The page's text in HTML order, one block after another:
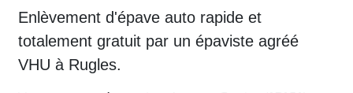
Enlèvement d'épave auto rapide et
totalement gratuit par un épaviste agréé
VHU à Rugles.